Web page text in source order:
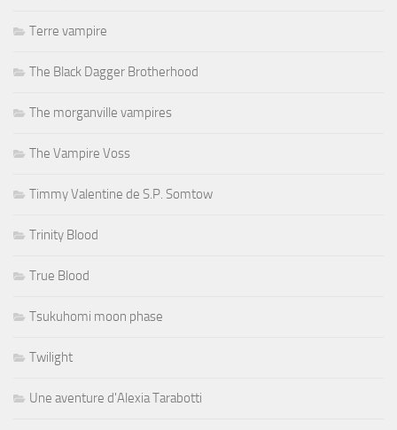
Terre vampire
The Black Dagger Brotherhood
The morganville vampires
The Vampire Voss
Timmy Valentine de S.P. Somtow
Trinity Blood
True Blood
Tsukuhomi moon phase
Twilight
Une aventure d'Alexia Tarabotti